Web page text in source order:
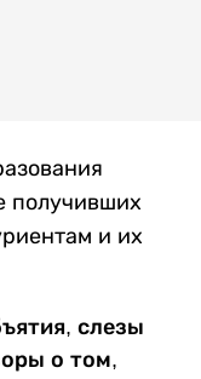
получивших
и их
слезы
о том,